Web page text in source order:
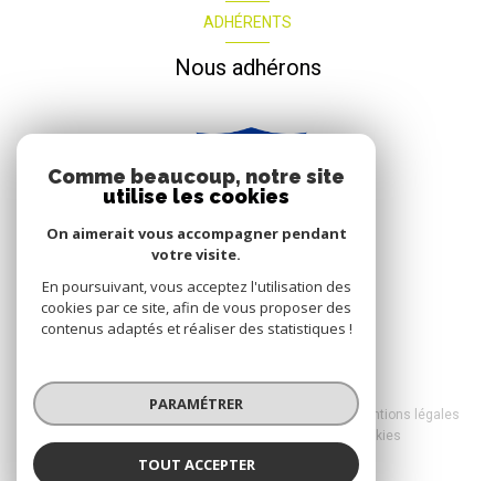
ADHÉRENTS
Nous adhérons
© 2026 | Tous droits réservés
Mentions légales
Cookies
Comme beaucoup, notre site
utilise les cookies
On aimerait vous accompagner pendant
votre visite.
En poursuivant, vous acceptez l'utilisation des
cookies par ce site, afin de vous proposer des
contenus adaptés et réaliser des statistiques !
PARAMÉTRER
TOUT ACCEPTER